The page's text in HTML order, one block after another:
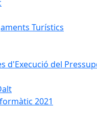
Turístics
d'Execució del
2021